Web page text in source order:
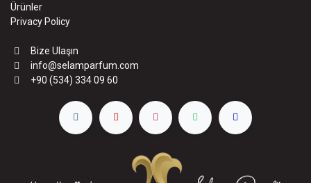
Ürünler
Privacy Policy
Bize Ulaşın
info@selamparfum.com
+90 (534) 334 09 60